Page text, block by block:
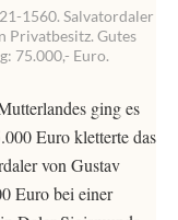
1560. Salvatordaler
Privatbesitz. Gutes
75.000,- Euro.
ging es
Euro kletterte das
von Gustav
Euro bei einer